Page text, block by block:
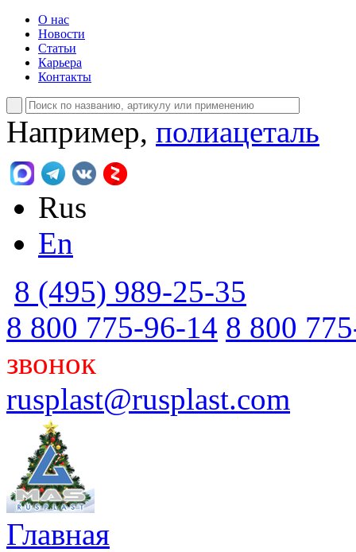
О нас
Новости
Статьи
Карьера
Контакты
Например, полиацеталь
Rus
En
8 (495) 989-25-35
8 800 775-96-14 8 800
звонок
rusplast@rusplast.com
Главная